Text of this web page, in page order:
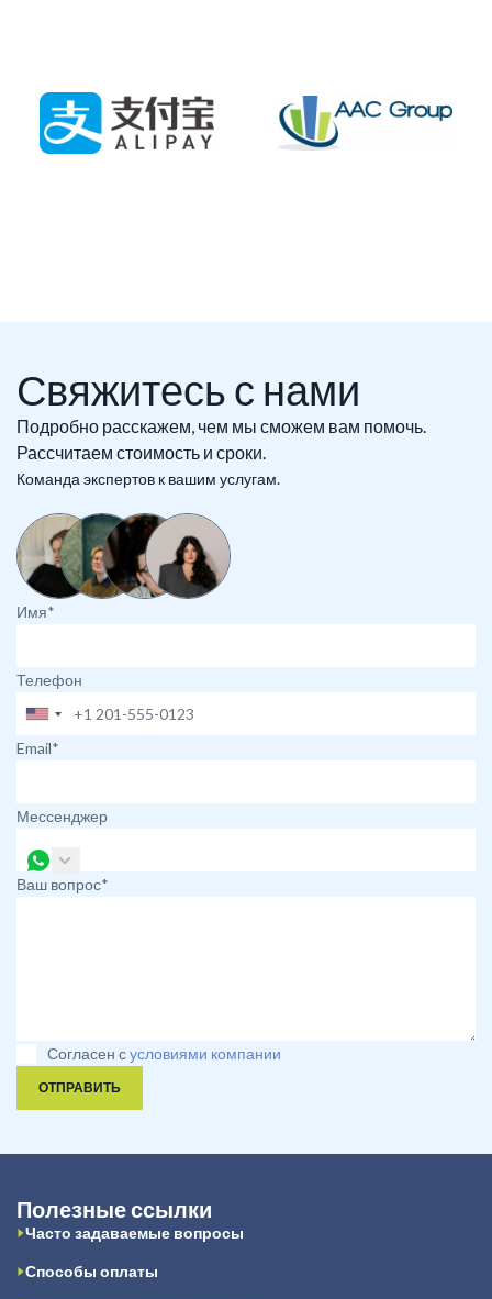
Свяжитесь с нами
Подробно расскажем, чем мы сможем вам помочь.
Рассчитаем стоимость и сроки.
Команда экспертов к вашим услугам.
Имя*
Телефон
Email*
Мессенджер
Ваш вопрос*
Согласен сусловиями компании
ОТПРАВИТЬ
Полезные ссылки
Часто задаваемые вопросы
Способы оплаты